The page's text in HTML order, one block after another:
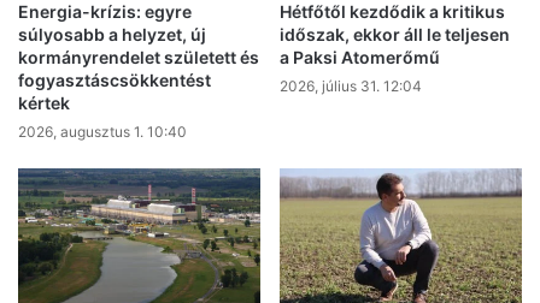
Energia-krízis: egyre
súlyosabb a helyzet, új
kormányrendelet született és
fogyasztáscsökkentést
kértek
2026, augusztus 1. 10:40
Hétfőtől kezdődik a kritikus
időszak, ekkor áll le teljesen
a Paksi Atomerőmű
2026, július 31. 12:04